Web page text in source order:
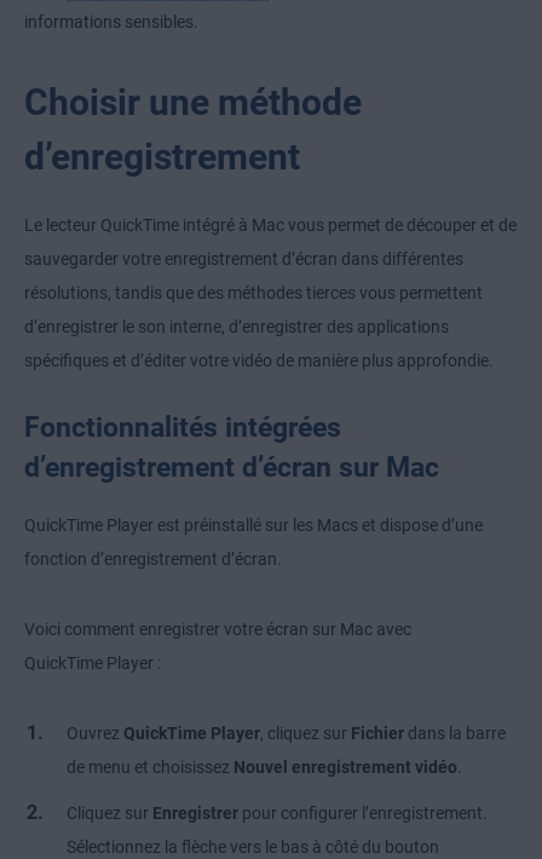
informations sensibles.
Choisir une méthode
d’enregistrement
Le lecteur QuickTime intégré à Mac vous permet de découper et de
sauvegarder votre enregistrement d’écran dans différentes
résolutions, tandis que des méthodes tierces vous permettent
d’enregistrer le son interne, d’enregistrer des applications
spécifiques et d’éditer votre vidéo de manière plus approfondie.
Fonctionnalités intégrées
d’enregistrement d’écran sur Mac
QuickTime Player est préinstallé sur les Macs et dispose d’une
fonction d’enregistrement d’écran.
Voici comment enregistrer votre écran sur Mac avec
QuickTime Player :
Ouvrez QuickTime Player , cliquez sur Fichier dans la barre
de menu et choisissez Nouvel enregistrement vidéo
Cliquez sur Enregistrer pour configurer l’enregistrement.
Sélectionnez la flèche vers le bas à côté du bouton